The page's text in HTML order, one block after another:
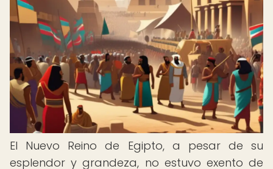
El Nuevo Reino de Egipto, a pesar de su
esplendor y grandeza, no estuvo exento de